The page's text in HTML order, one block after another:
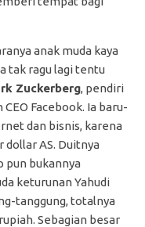
anak muda kaya
tak ragu lagi tentu
Zuckerberg, pendiri
CEO Facebook. Ia baru-
dan bisnis, karena
AS. Duitnya
pun bukannya
keturunan Yahudi
tanggung, totalnya
Sebagian besar